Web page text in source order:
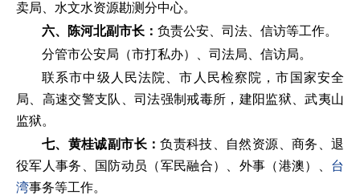
卖局、水文水资源勘测分中心。
六、陈河北副市长： 负责公安、司法、信访等工作。
分管市公安局（市打私办）、司法局、信访局。
联系市中级人民法院、市人民检察院，市国家安全
局、高速交警支队、司法强制戒毒所，建阳监狱、武夷山
监狱。
七、黄桂诚副市长：负责科技、自然资源、商务、退
役军人事务、国防动员（军民融合）、外事（港澳）、 台
湾事务等工作。